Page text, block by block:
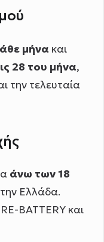
μήνα και
28 του μήνα,
την τελευταία
άνω των 18
Ελλάδα.
BATTERY και